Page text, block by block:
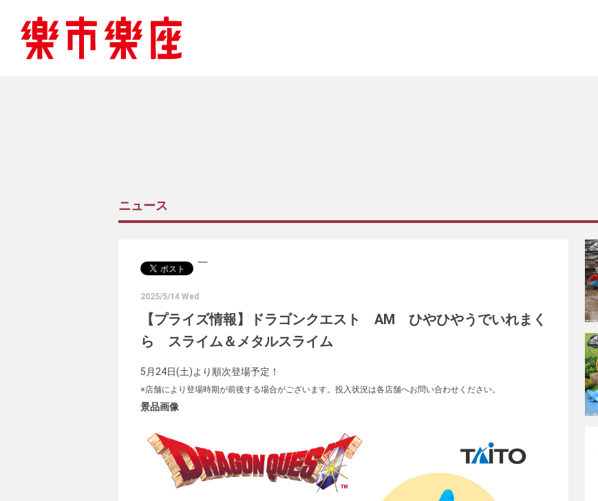
ニュース
2025/5/14 Wed
【プライズ情報】ドラゴンクエスト AM ひやひやうでいれまく
ら スライム＆メタルスライム
5月24日(土)より順次登場予定！
※店舗により登場時期が前後する場合がございます。投入状況は各店舗へお問い合わせください。
景品画像